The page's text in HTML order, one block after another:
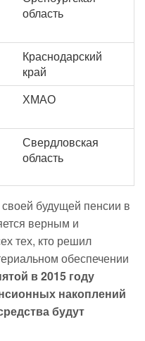
область
Краснодарский
край
ХМАО
Свердловская
область
будущей пенсии в
верным и
тех, кто решил
обеспечении
в 2015 году
накоплений
будут